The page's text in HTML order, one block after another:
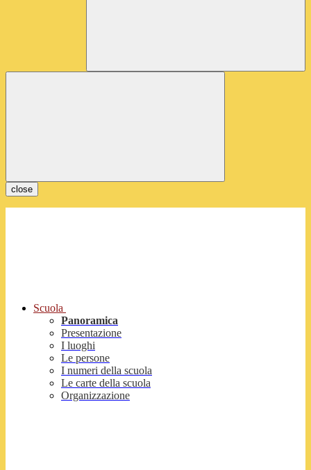
close
Scuola
Panoramica
Presentazione
I luoghi
Le persone
I numeri della scuola
Le carte della scuola
Organizzazione